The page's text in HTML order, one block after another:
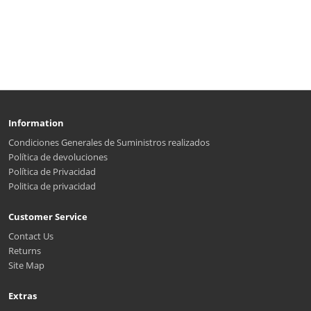
Information
Condiciones Generales de Suministros realizados
Política de devoluciones
Política de Privacidad
Politica de privacidad
Customer Service
Contact Us
Returns
Site Map
Extras